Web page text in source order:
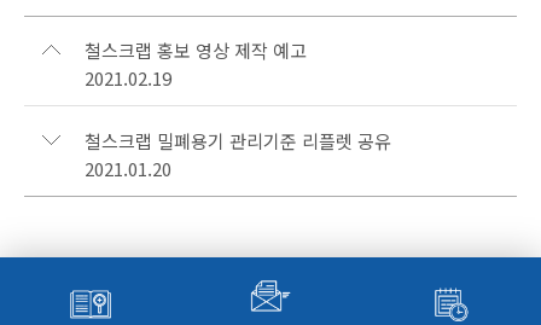
철스크랩 홍보 영상 제작 예고
2021.02.19
철스크랩 밀폐용기 관리기준 리플렛 공유
2021.01.20